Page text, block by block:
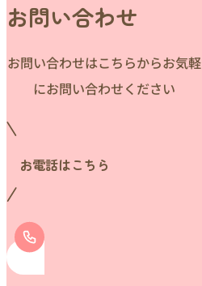
お問い合わせ
お問い合わせはこちらからお気軽
にお問い合わせください
お電話はこちら